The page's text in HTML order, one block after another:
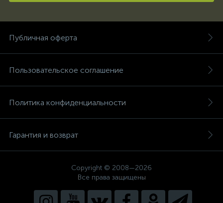
Публичная оферта
Пользовательское соглашение
Политика конфиденциальности
Гарантия и возврат
Copyright © 2008—2026
Все права защищены